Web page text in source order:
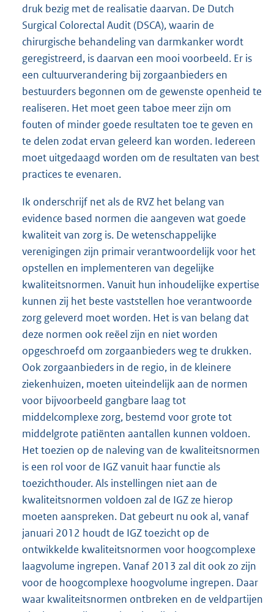
druk bezig met de realisatie daarvan. De Dutch
Surgical Colorectal Audit (DSCA), waarin de
chirurgische behandeling van darmkanker wordt
geregistreerd, is daarvan een mooi voorbeeld. Er is
een cultuurverandering bij zorgaanbieders en
bestuurders begonnen om de gewenste openheid te
realiseren. Het moet geen taboe meer zijn om
fouten of minder goede resultaten toe te geven en
te delen zodat ervan geleerd kan worden. Iedereen
moet uitgedaagd worden om de resultaten van best
practices te evenaren.
Ik onderschrijf net als de RVZ het belang van
evidence based normen die aangeven wat goede
kwaliteit van zorg is. De wetenschappelijke
verenigingen zijn primair verantwoordelijk voor het
opstellen en implementeren van degelijke
kwaliteitsnormen. Vanuit hun inhoudelijke expertise
kunnen zij het beste vaststellen hoe verantwoorde
zorg geleverd moet worden. Het is van belang dat
deze normen ook reëel zijn en niet worden
opgeschroefd om zorgaanbieders weg te drukken.
Ook zorgaanbieders in de regio, in de kleinere
ziekenhuizen, moeten uiteindelijk aan de normen
voor bijvoorbeeld gangbare laag tot
middelcomplexe zorg, bestemd voor grote tot
middelgrote patiënten aantallen kunnen voldoen.
Het toezien op de naleving van de kwaliteitsnormen
is een rol voor de IGZ vanuit haar functie als
toezichthouder. Als instellingen niet aan de
kwaliteitsnormen voldoen zal de IGZ ze hierop
moeten aanspreken. Dat gebeurt nu ook al, vanaf
januari 2012 houdt de IGZ toezicht op de
ontwikkelde kwaliteitsnormen voor hoogcomplexe
laagvolume ingrepen. Vanaf 2013 zal dit ook zo zijn
voor de hoogcomplexe hoogvolume ingrepen. Daar
waar kwaliteitsnormen ontbreken en de veldpartijen